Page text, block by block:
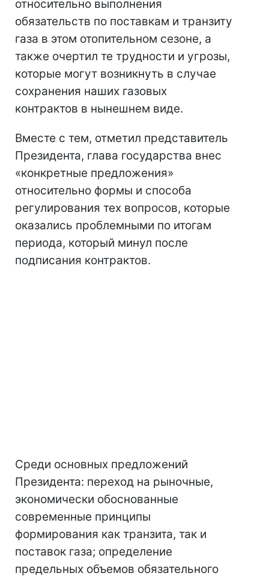
относительно выполнения
обязательств по поставкам и транзиту
газа в этом отопительном сезоне, а
также очертил те трудности и угрозы,
которые могут возникнуть в случае
сохранения наших газовых
контрактов в нынешнем виде.
Вместе с тем, отметил представитель
Президента, глава государства внес
«конкретные предложения»
относительно формы и способа
регулирования тех вопросов, которые
оказались проблемными по итогам
периода, который минул после
подписания контрактов.
Среди основных предложений
Президента: переход на рыночные,
экономически обоснованные
современные принципы
формирования как транзита, так и
поставок газа; определение
предельных объемов обязательного